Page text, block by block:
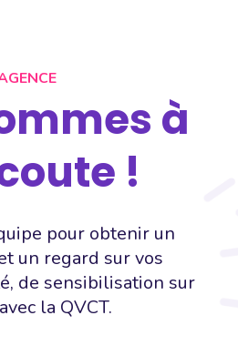
à
!
pour obtenir un
un regard sur vos
de sensibilisation sur
la QVCT.